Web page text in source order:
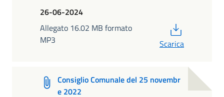
26-06-2024
Allegato 16.02 MB formato
MP3
Scarica
Consiglio Comunale del 25 novembr
e 2022